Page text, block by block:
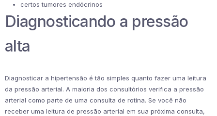
certos tumores endócrinos
Diagnosticando a pressão
alta
Diagnosticar a hipertensão é tão simples quanto fazer uma leitura
da pressão arterial. A maioria dos consultórios verifica a pressão
arterial como parte de uma consulta de rotina. Se você não
receber uma leitura de pressão arterial em sua próxima consulta,